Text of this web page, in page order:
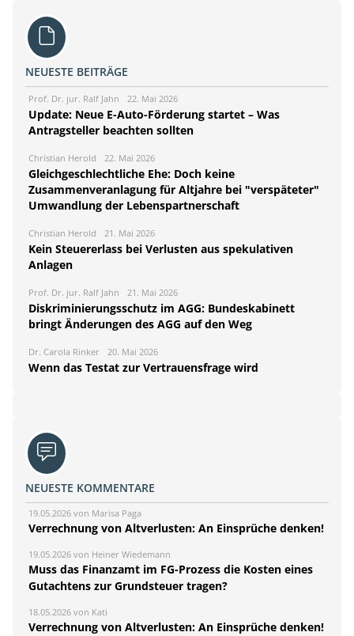
NEUESTE BEITRÄGE
Prof. Dr. jur. Ralf Jahn 22. Mai 2026
Update: Neue E-Auto-Förderung startet – Was
Antragsteller beachten sollten
Christian Herold 22. Mai 2026
Gleichgeschlechtliche Ehe: Doch keine
Zusammenveranlagung für Altjahre bei "verspäteter"
Umwandlung der Lebenspartnerschaft
Christian Herold 21. Mai 2026
Kein Steuererlass bei Verlusten aus spekulativen
Anlagen
Prof. Dr. jur. Ralf Jahn 21. Mai 2026
Diskriminierungsschutz im AGG: Bundeskabinett
bringt Änderungen des AGG auf den Weg
Dr. Carola Rinker 20. Mai 2026
Wenn das Testat zur Vertrauensfrage wird
NEUESTE KOMMENTARE
19.05.2026 von Marisa Paga
Verrechnung von Altverlusten: An Einsprüche denken!
19.05.2026 von Heiner Wiedemann
Muss das Finanzamt im FG-Prozess die Kosten eines
Gutachtens zur Grundsteuer tragen?
18.05.2026 von Kati
Verrechnung von Altverlusten: An Einsprüche denken!